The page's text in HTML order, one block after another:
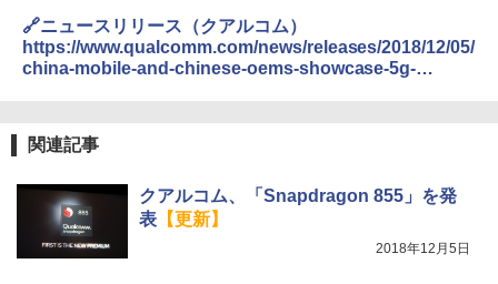
🔗ニュースリリース（クアルコム）
https://www.qualcomm.com/news/releases/2018/12/05/
china-mobile-and-chinese-oems-showcase-5g-
関連記事
クアルコム、「Snapdragon 855」を発
表【更新】
2018年12月5日